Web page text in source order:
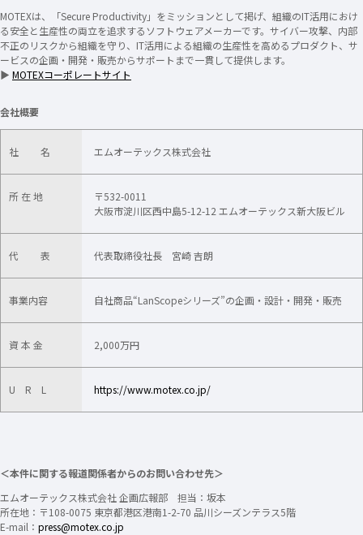
MOTEXは、「Secure Productivity」をミッションとして掲げ、組織のIT活用におけ
る安全と生産性の両立を追求するソフトウェアメーカーです。サイバー攻撃、内部
不正のリスクから組織を守り、IT活用による組織の生産性を高めるプロダクト、サ
ービスの企画・開発・販売からサポートまで一貫して提供します。
▶ MOTEXコーポレートサイト
会社概要
社 名 エムオーテックス株式会社
所 在 地
〒532-0011
大阪市淀川区西中島5-12-12 エムオーテックス新大阪ビル
代 表 代表取締役社長 宮崎 吉朗
事業内容 自社商品“LanScopeシリーズ”の企画・設計・開発・販売
資 本 金 2,000万円
U R L https://www.motex.co.jp/
＜本件に関する報道関係者からのお問い合わせ先＞
エムオーテックス株式会社 企画広報部 担当：坂本
所在地：〒108-0075 東京都港区港南1-2-70 品川シーズンテラス5階
E-mail： press@motex.co.jp